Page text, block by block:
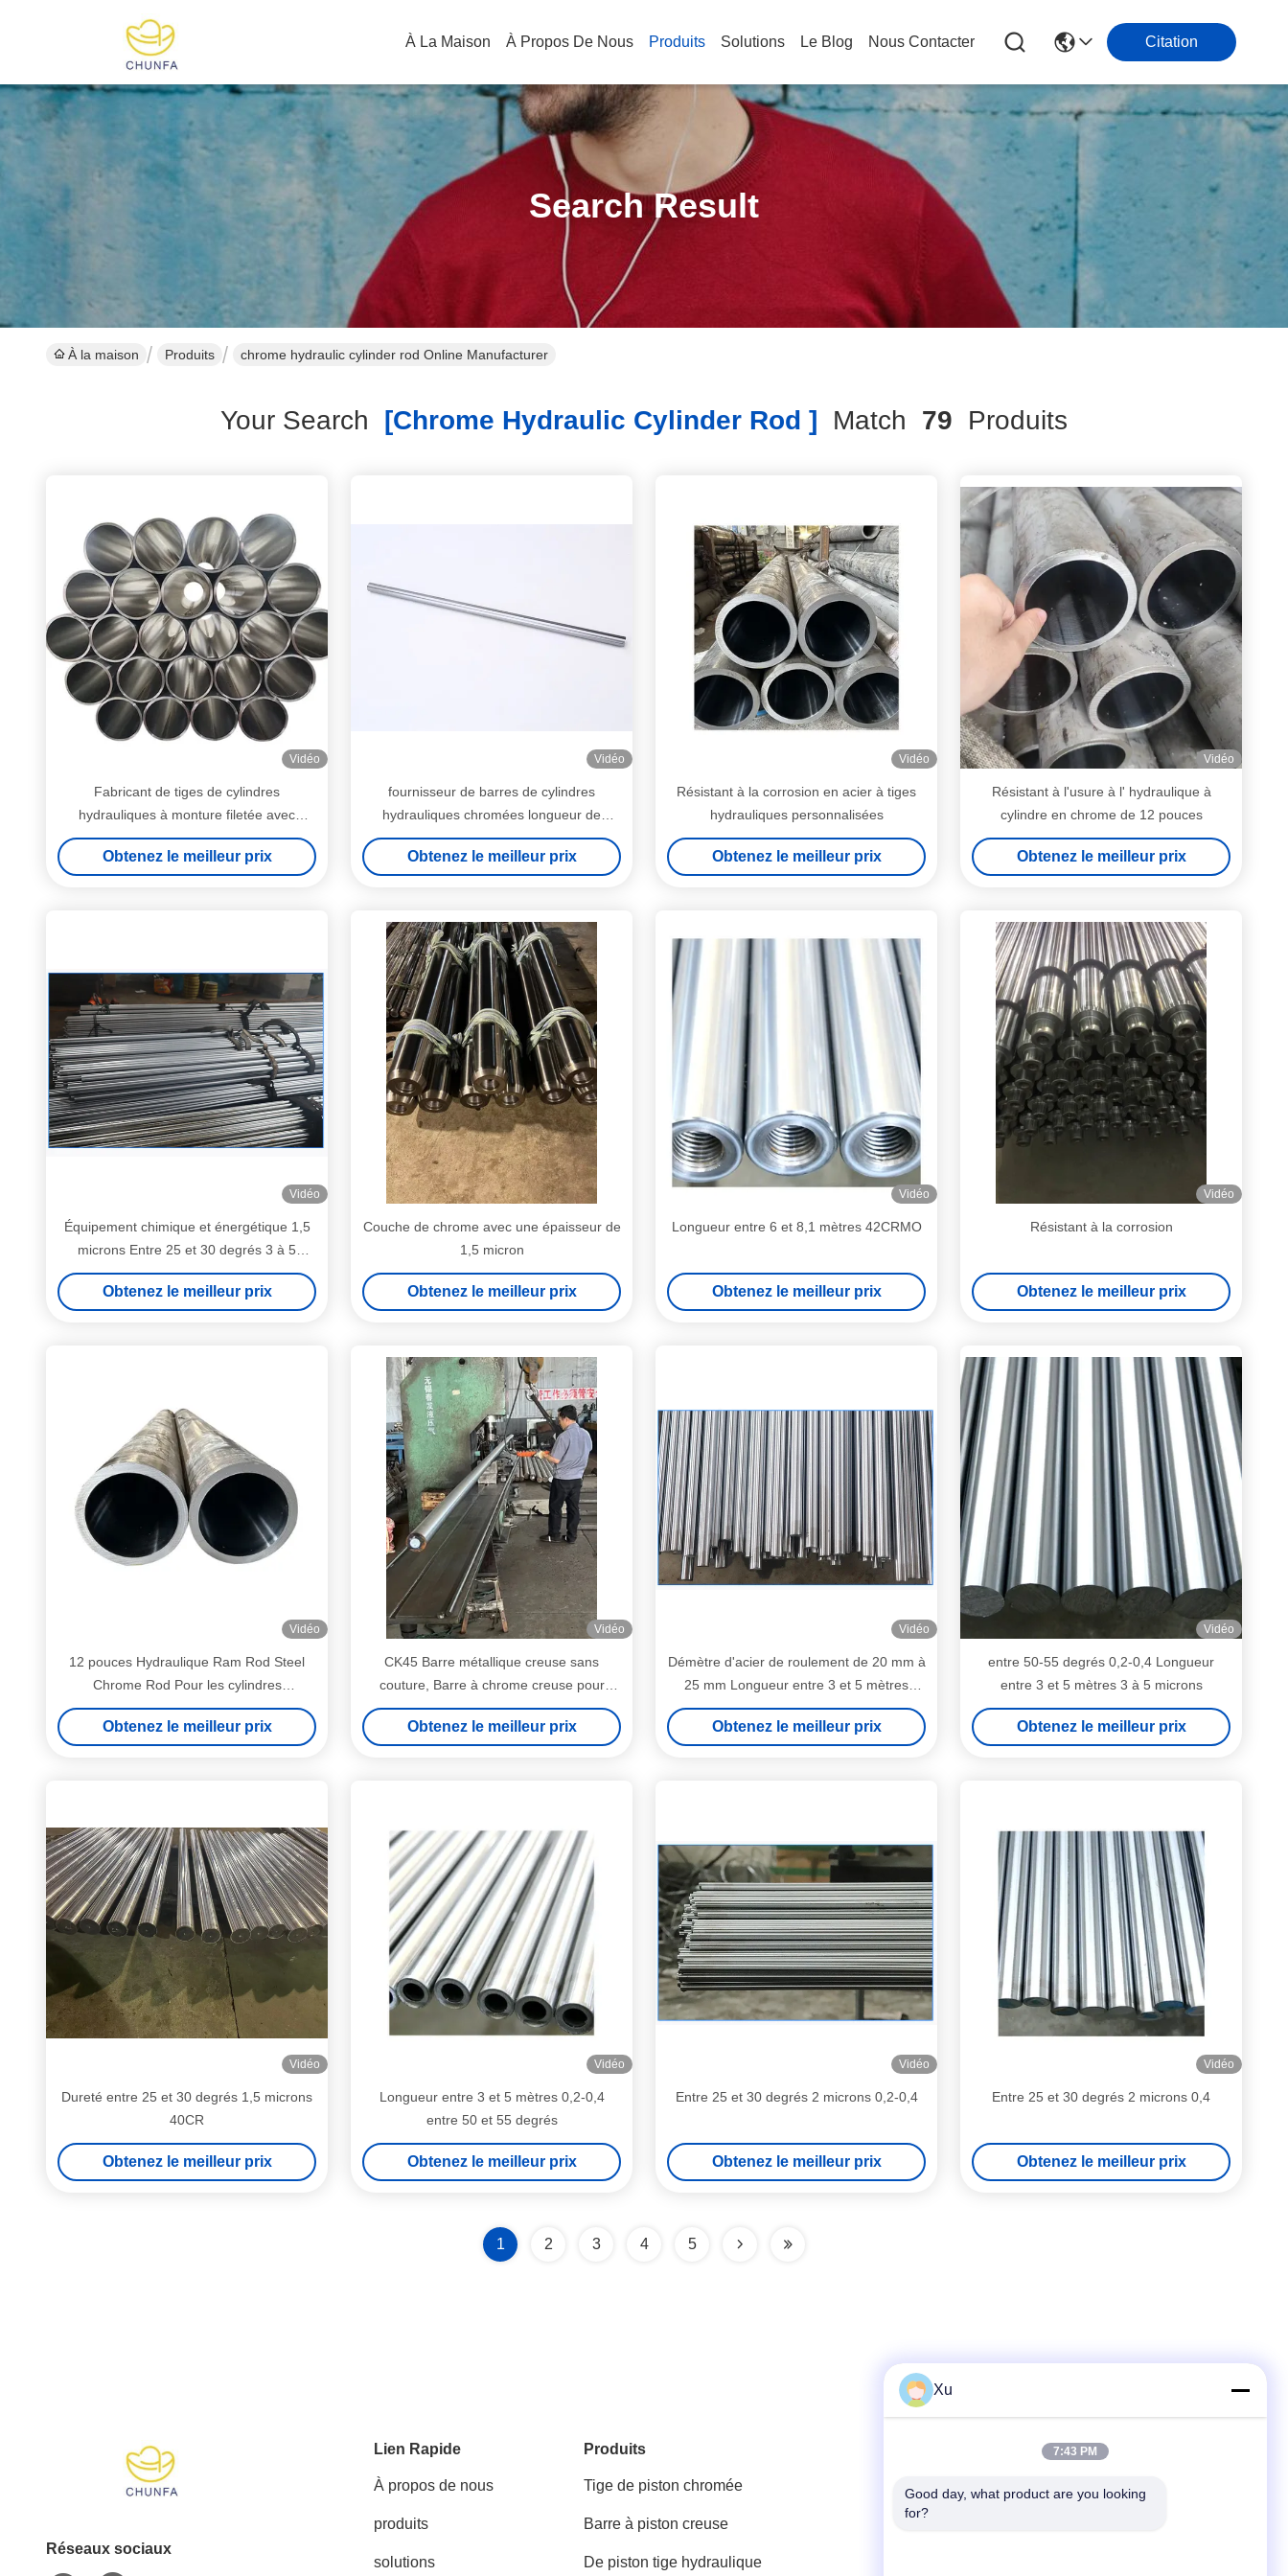
À La Maison À Propos De Nous Produits Solutions Le Blog Nous Contacter Citation
Search Result
À la maison Produits chrome hydraulic cylinder rod Online Manufacturer
Your Search [chrome Hydraulic Cylinder Rod ] Match 79 Produits
Vidéo
Fabricant de tiges de cylindres
hydrauliques à monture filetée avec
finition de surface chromée
Obtenez le meilleur prix
Vidéo
fournisseur de barres de cylindres
hydrauliques chromées longueur de
course de 10 pouces
Obtenez le meilleur prix
Vidéo
Résistant à la corrosion en acier à tiges
hydrauliques personnalisées
Obtenez le meilleur prix
Vidéo
Résistant à l'usure à l' hydraulique à
cylindre en chrome de 12 pouces
Obtenez le meilleur prix
Vidéo
Équipement chimique et énergétique 1,5
microns Entre 25 et 30 degrés 3 à 5
microns
Obtenez le meilleur prix
Couche de chrome avec une épaisseur de
1,5 micron
Obtenez le meilleur prix
Vidéo
Longueur entre 6 et 8,1 mètres 42CRMO
Obtenez le meilleur prix
Vidéo
Résistant à la corrosion
Obtenez le meilleur prix
Vidéo
12 pouces Hydraulique Ram Rod Steel
Chrome Rod Pour les cylindres
hydrauliques
Obtenez le meilleur prix
Vidéo
CK45 Barre métallique creuse sans
couture, Barre à chrome creuse pour
cylindres hydrauliques
Obtenez le meilleur prix
Vidéo
Démètre d'acier de roulement de 20 mm à
25 mm Longueur entre 3 et 5 mètres
Entre 25 et 30 degrés
Obtenez le meilleur prix
Vidéo
entre 50-55 degrés 0,2-0,4 Longueur
entre 3 et 5 mètres 3 à 5 microns
Obtenez le meilleur prix
Vidéo
Dureté entre 25 et 30 degrés 1,5 microns
40CR
Obtenez le meilleur prix
Vidéo
Longueur entre 3 et 5 mètres 0,2-0,4
entre 50 et 55 degrés
Obtenez le meilleur prix
Vidéo
Entre 25 et 30 degrés 2 microns 0,2-0,4
Obtenez le meilleur prix
Vidéo
Entre 25 et 30 degrés 2 microns 0,4
Obtenez le meilleur prix
1 2 3 4 5
Réseaux sociaux
Lien Rapide
À propos de nous
produits
solutions
Produits
Tige de piston chromée
Barre à piston creuse
De piston tige hydraulique
Télégramme
Xu
7:43 PM
Good day, what product are you looking
for?